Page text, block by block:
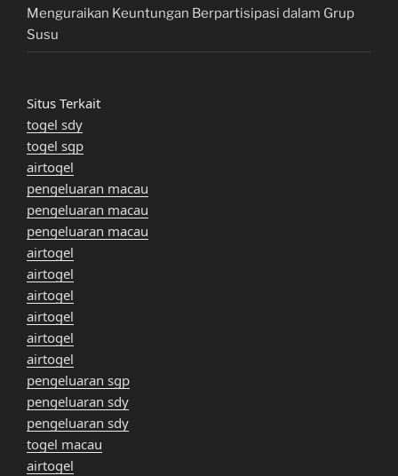
Menguraikan Keuntungan Berpartisipasi dalam Grup
Susu
Situs Terkait
togel sdy
togel sgp
airtogel
pengeluaran macau
pengeluaran macau
pengeluaran macau
airtogel
airtogel
airtogel
airtogel
airtogel
airtogel
pengeluaran sgp
pengeluaran sdy
pengeluaran sdy
togel macau
airtogel